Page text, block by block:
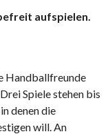
aufspielen.
Handballfreunde
Spiele stehen bis
denen die
will. An